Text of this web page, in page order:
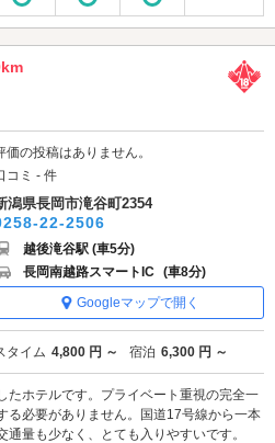
価の投稿はありません。
コミ - 件
潟県長岡市滝谷町2354
22-2506
越後滝谷駅 (車5分)
長岡南越路スマートIC (車8分)
Googleマップで開く
タイム 4,800 円 ～ 宿泊 6,300 円 ～
たホテルです。プライベート重視の完全一
る必要がありません。国道17号線から一本
量も少なく、とても入りやすいです。